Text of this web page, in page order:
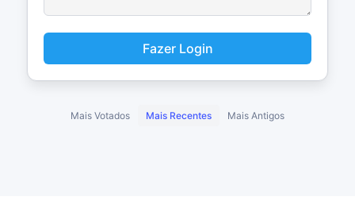
Fazer Login
Mais Votados Mais Recentes Mais Antigos